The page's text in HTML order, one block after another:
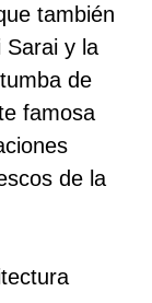
también
Sarai y la
de
famosa
de la